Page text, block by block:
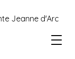
Jeanne d'Arc